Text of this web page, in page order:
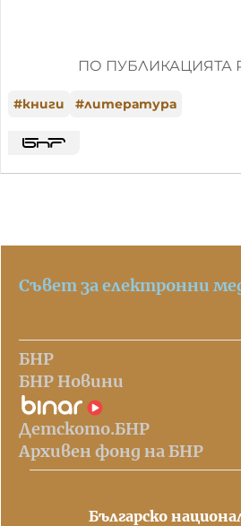
ПО ПУБЛИКАЦИЯТА
#книги #литература
Съвет за електронни
БНР
БНР Новини
Детското.БНР
Архивен фонд на БНР
Българско